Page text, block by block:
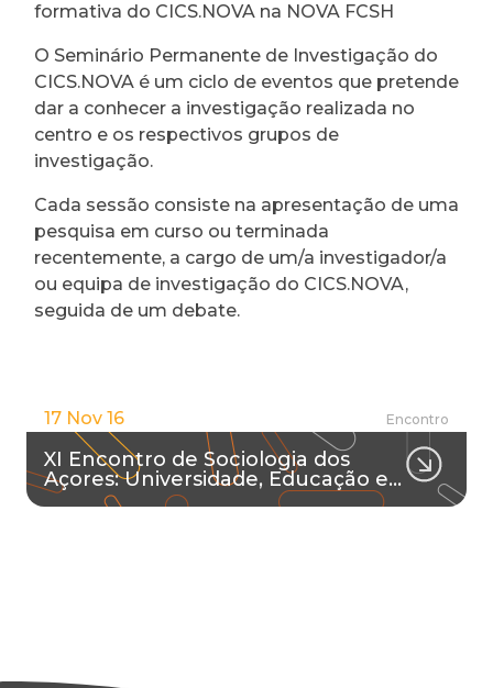
formativa do CICS.NOVA na NOVA FCSH
O Seminário Permanente de Investigação do
CICS.NOVA é um ciclo de eventos que pretende
dar a conhecer a investigação realizada no
centro e os respectivos grupos de
investigação.
Cada sessão consiste na apresentação de uma
pesquisa em curso ou terminada
recentemente, a cargo de um/a investigador/a
ou equipa de investigação do CICS.NOVA,
seguida de um debate.
17 Nov 16 Encontro
XI Encontro de Sociologia dos
Açores: Universidade, Educação e…